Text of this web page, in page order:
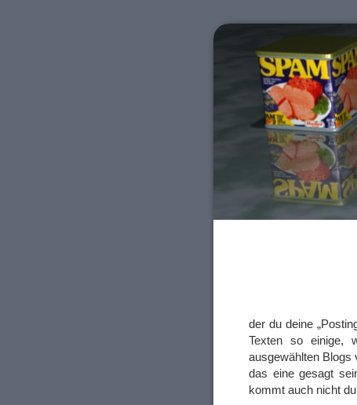
der du deine
Texten so einige,
ausgewählten Blogs
das eine gesagt
kommt auch nicht